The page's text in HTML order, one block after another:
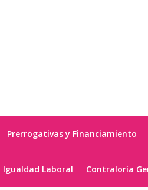
Prerrogativas y Financiamiento
Igualdad Laboral Contraloría